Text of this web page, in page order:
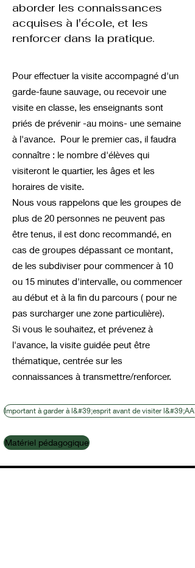
aborder les connaissances
acquises à l'école, et les
renforcer dans la pratique.
Pour effectuer la visite accompagné d'un
garde-faune sauvage, ou recevoir une
visite en classe, les enseignants sont
priés de prévenir -au moins- une semaine
à l'avance. Pour le premier cas, il faudra
connaître : le nombre d'élèves qui
visiteront le quartier, les âges et les
horaires de visite.
Nous vous rappelons que les groupes de
plus de 20 personnes ne peuvent pas
être tenus, il est donc recommandé, en
cas de groupes dépassant ce montant,
de les subdiviser pour commencer à 10
ou 15 minutes d'intervalle, ou commencer
au début et à la fin du parcours ( pour ne
pas surcharger une zone particulière).
Si vous le souhaitez, et prévenez à
l'avance, la visite guidée peut être
thématique, centrée sur les
connaissances à transmettre/renforcer.
Important à garder à l&#39;esprit avant de visiter
Matériel pédagogique